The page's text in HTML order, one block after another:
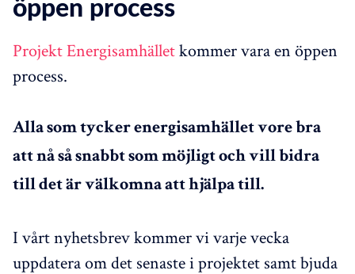
öppen process
Projekt Energisamhälletkommer vara en öppen
process.
Alla som tycker energisamhället vore bra
att nå så snabbt som möjligt och vill bidra
till det är välkomna att hjälpa till.
I vårt nyhetsbrev kommer vi varje vecka
uppdatera om det senaste i projektet samt bjuda